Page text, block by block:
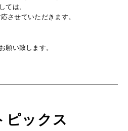
ては、
させていただきます。
願い致します。
ピックス